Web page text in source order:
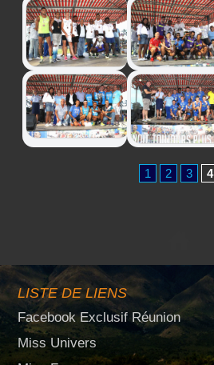
1 2 3 4
LISTE DE LIENS
Facebook Exclusif Réunion
Miss Univers